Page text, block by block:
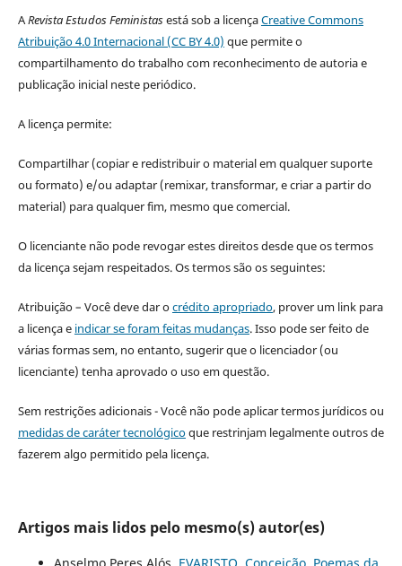
ARevista Estudos Feministasestá sob a licençaCreative Commons
Atribuição 4.0 Internacional (CC BY 4.0) que permite o
compartilhamento do trabalho com reconhecimento de autoria e
publicação inicial neste periódico.
A licença permite:
Compartilhar (copiar e redistribuir o material em qualquer suporte
ou formato) e/ou adaptar (remixar, transformar, e criar a partir do
material) para qualquer fim, mesmo que comercial.
O licenciante não pode revogar estes direitos desde que os termos
da licença sejam respeitados. Os termos são os seguintes:
Atribuição – Você deve dar ocrédito apropriado, prover um link para
a licença e indicar se foram feitas mudanças. Isso pode ser feito de
várias formas sem, no entanto, sugerir que o licenciador (ou
licenciante) tenha aprovado o uso em questão.
Sem restrições adicionais - Você não pode aplicar termos jurídicos ou
medidas de caráter tecnológicoque restrinjam legalmente outros de
fazerem algo permitido pela licença.
Artigos mais lidos pelo mesmo(s) autor(es)